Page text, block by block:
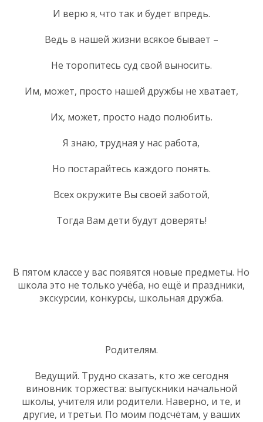
И верю я, что так и будет впредь.
Ведь в нашей жизни всякое бывает –
Не торопитесь суд свой выносить.
Им, может, просто нашей дружбы не хватает,
Их, может, просто надо полюбить.
Я знаю, трудная у нас работа,
Но постарайтесь каждого понять.
Всех окружите Вы своей заботой,
Тогда Вам дети будут доверять!
В пятом классе у вас появятся новые предметы. Но
школа это не только учёба, но ещё и праздники,
экскурсии, конкурсы, школьная дружба.
Родителям.
Ведущий. Трудно сказать, кто же сегодня
виновник торжества: выпускники начальной
школы, учителя или родители. Наверно, и те, и
другие, и третьи. По моим подсчётам, у ваших